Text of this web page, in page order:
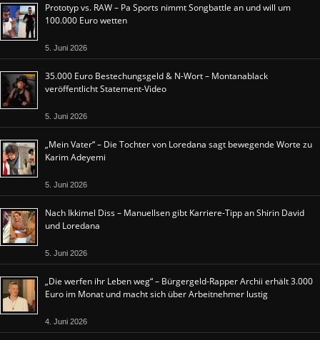
Prototyp vs. RAW – Pa Sports nimmt Songbattle an und will um
100.000 Euro wetten
5. Juni 2026
35.000 Euro Bestechungsgeld & N-Wort – Montanablack
veröffentlicht Statement-Video
5. Juni 2026
„Mein Vater“ – Die Tochter von Loredana sagt bewegende Worte zu
Karim Adeyemi
5. Juni 2026
Nach Ikkimel Diss – Manuellsen gibt Karriere-Tipp an Shirin David
und Loredana
5. Juni 2026
„Die werfen ihr Leben weg“ – Bürgergeld-Rapper Archii erhält 3.000
Euro im Monat und macht sich über Arbeitnehmer lustig
4. Juni 2026